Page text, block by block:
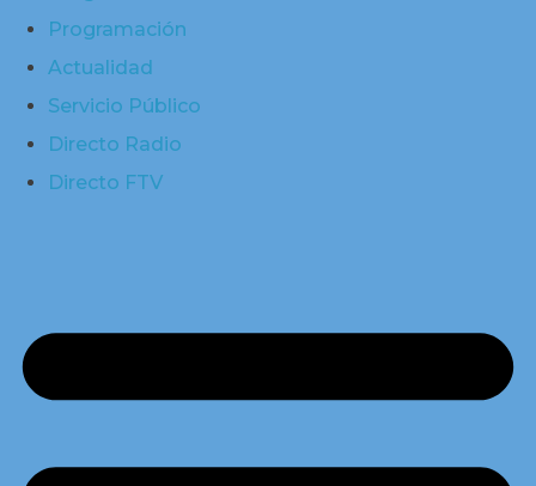
Programación
Actualidad
Servicio Público
Directo Radio
Directo FTV